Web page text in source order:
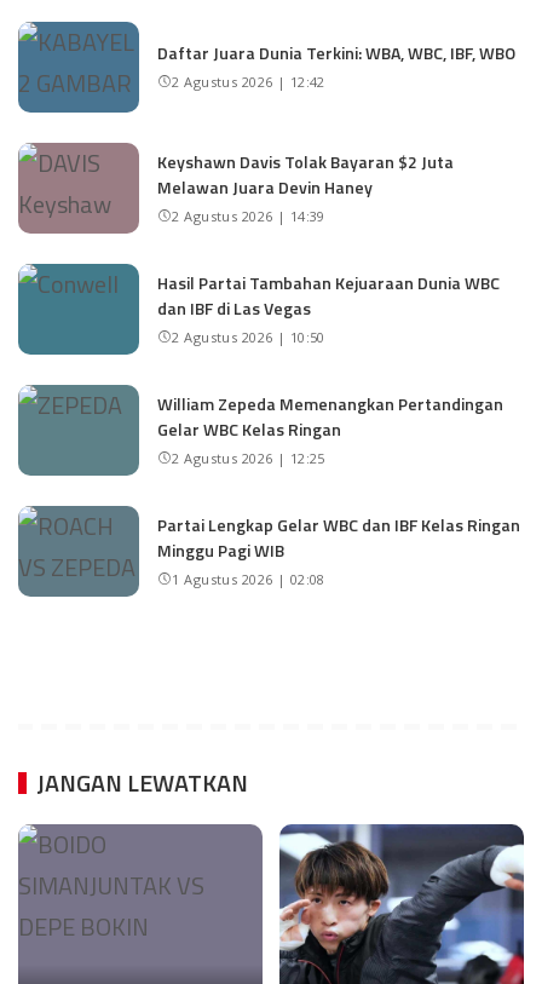
Daftar Juara Dunia Terkini: WBA, WBC, IBF, WBO
2 Agustus 2026 | 12:42
Keyshawn Davis Tolak Bayaran $2 Juta
Melawan Juara Devin Haney
2 Agustus 2026 | 14:39
Hasil Partai Tambahan Kejuaraan Dunia WBC
dan IBF di Las Vegas
2 Agustus 2026 | 10:50
William Zepeda Memenangkan Pertandingan
Gelar WBC Kelas Ringan
2 Agustus 2026 | 12:25
Partai Lengkap Gelar WBC dan IBF Kelas Ringan
Minggu Pagi WIB
1 Agustus 2026 | 02:08
JANGAN LEWATKAN